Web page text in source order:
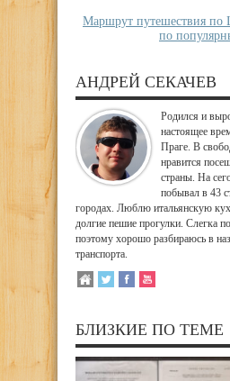
Маршрут путешествия по
по
АНДРЕЙ СЕКАЧЕВ
Родился и
настоящее
Праге. В
нравится
страны. На
побывал в 43
городах. Люблю итальянскую
долгие пешие прогулки. Слегка
поэтому хорошо разбираюсь в
транспорта.
БЛИЗКИЕ ПО ТЕМЕ